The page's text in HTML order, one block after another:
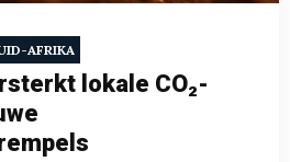
AFRIKA
lokale CO₂-